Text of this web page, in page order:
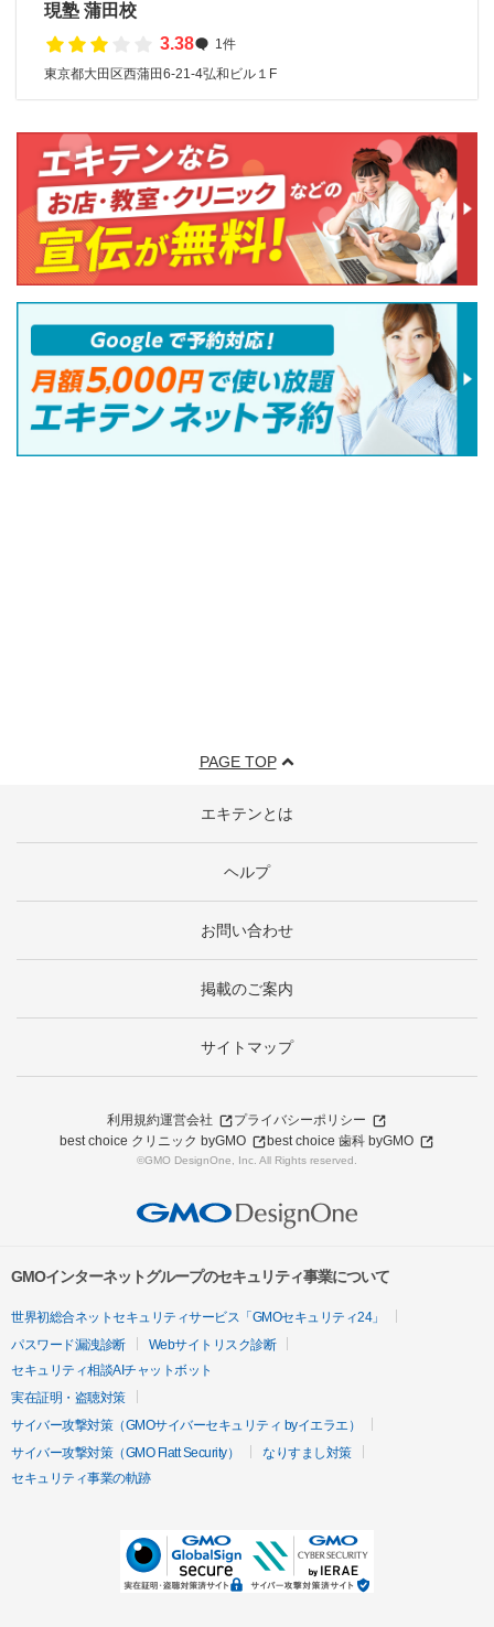
現塾 蒲田校
3.38
1件
東京都大田区西蒲田6-21-4弘和ビル１F
PAGE TOP
エキテンとは
ヘルプ
お問い合わせ
掲載のご案内
サイトマップ
利用規約運営会社
プライバシーポリシー
best choice クリニック byGMO
best choice 歯科 byGMO
©GMO DesignOne, Inc. All Rights reserved.
GMOインターネットグループのセキュリティ事業について
世界初総合ネットセキュリティサービス「GMOセキュリティ24」
パスワード漏洩診断
Webサイトリスク診断
セキュリティ相談AIチャットボット
実在証明・盗聴対策
サイバー攻撃対策（GMOサイバーセキュリティ byイエラエ）
サイバー攻撃対策（GMO Flatt Security）
なりすまし対策
セキュリティ事業の軌跡